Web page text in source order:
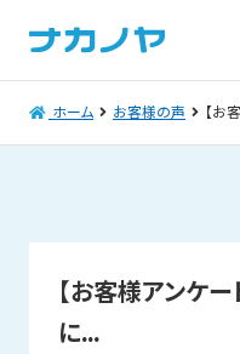
ホーム お客様の声 【お
【お客様アンケ
に…